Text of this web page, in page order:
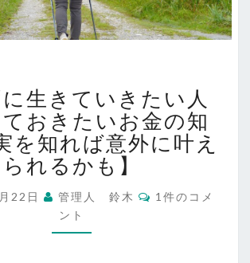
か
ず
に
生
き
い
き
た
生きていきたい人
おきたいお金の知
を知れば意外に叶え
られるかも】
22日 管理人 鈴木
コ
メ
1件のコメ
ント